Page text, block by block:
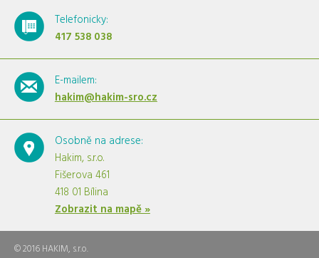
Telefonicky:
417 538 038
E-mailem:
hakim@hakim-sro.cz
Osobně na adrese:
Hakim, s.r.o.
Fišerova 461
418 01 Bílina
Zobrazit na mapě »
© 2016 HAKIM, s.r.o.